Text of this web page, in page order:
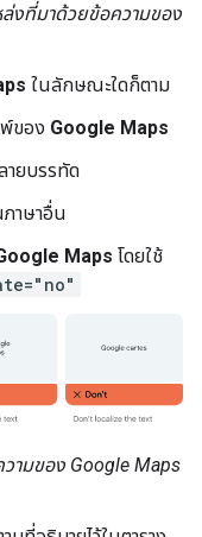
งที่มาด้วยข้อความของ
ในลักษณะใดก็ตาม
ของ Google Maps
ายบรรทัด
ภาษาอื่น
Maps โดยใช้
ามของ Google Maps